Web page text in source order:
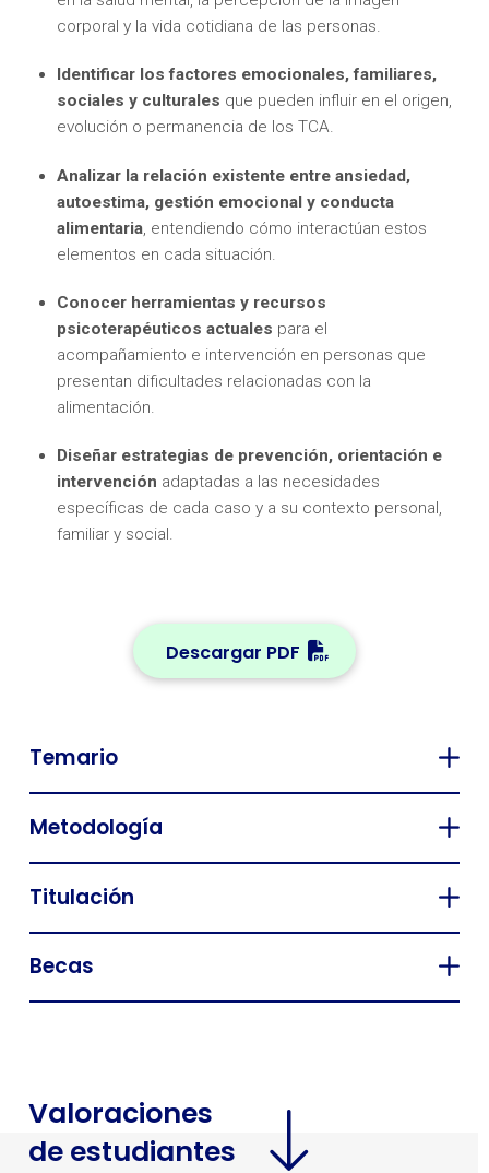
corporal y la vida cotidiana de las personas.
Identificar los factores emocionales, familiares,
sociales y culturales que pueden influir en el origen,
evolución o permanencia de los TCA.
Analizar la relación existente entre ansiedad,
autoestima, gestión emocional y conducta
alimentaria, entendiendo cómo interactúan estos
elementos en cada situación.
Conocer herramientas y recursos
psicoterapéuticos actuales para el
acompañamiento e intervención en personas que
presentan dificultades relacionadas con la
alimentación.
Diseñar estrategias de prevención, orientación e
intervención adaptadas a las necesidades
específicas de cada caso y a su contexto personal,
familiar y social.
Descargar PDF
Temario
Metodología
Titulación
Becas
Valoraciones
de estudiantes